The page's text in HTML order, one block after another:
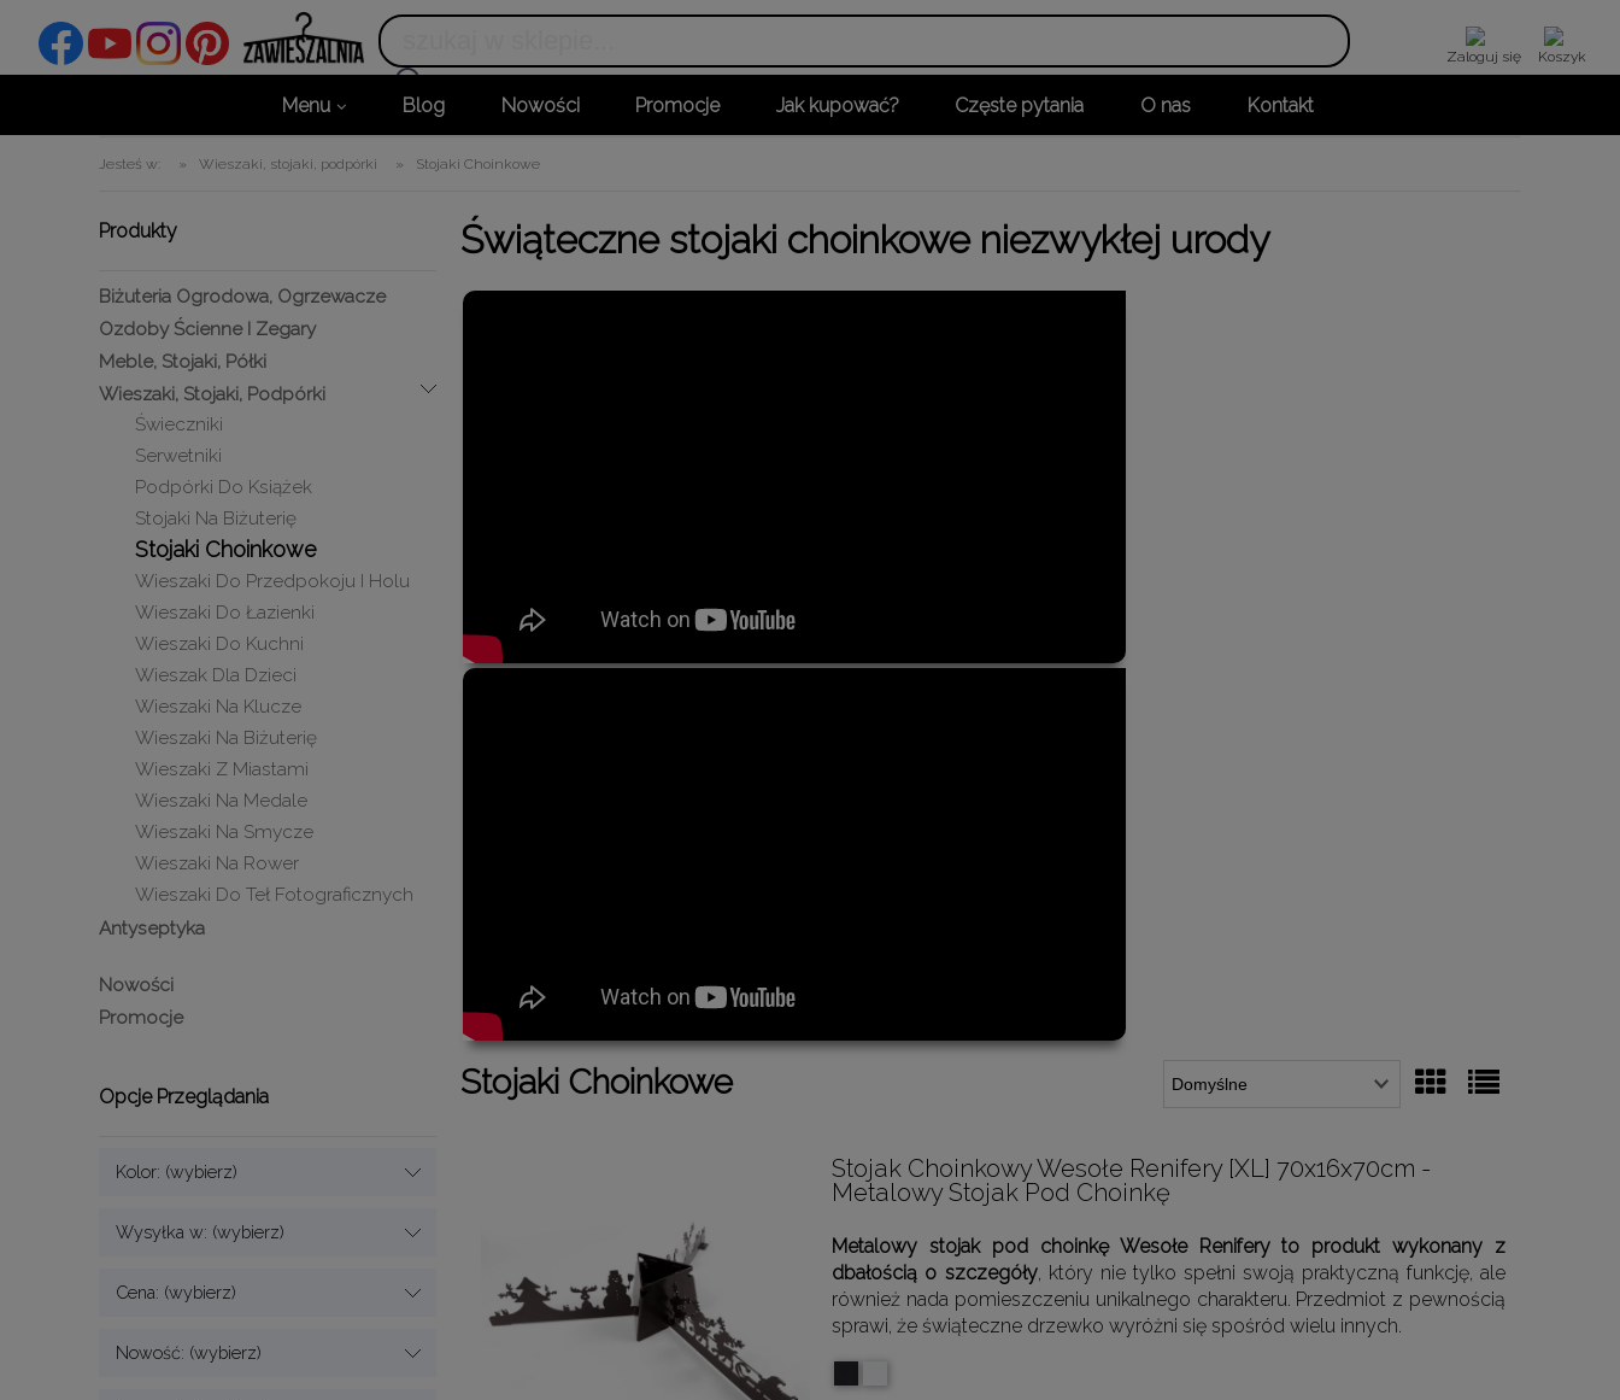
Zaloguj się Koszyk
Menu Blog Nowości Promocje Jak kupować? Częste pytania O nas Kontakt
Jesteś w: » Wieszaki, stojaki, podpórki » Stojaki Choinkowe
Produkty
Biżuteria Ogrodowa, Ogrzewacze
Ozdoby Ścienne I Zegary
Meble, Stojaki, Półki
Wieszaki, Stojaki, Podpórki
Świeczniki
Serwetniki
Podpórki Do Książek
Stojaki Na Biżuterię
Stojaki Choinkowe
Wieszaki Do Przedpokoju I Holu
Wieszaki Do Łazienki
Wieszaki Do Kuchni
Wieszak Dla Dzieci
Wieszaki Na Klucze
Wieszaki Na Biżuterię
Wieszaki Z Miastami
Wieszaki Na Medale
Wieszaki Na Smycze
Wieszaki Na Rower
Wieszaki Do Teł Fotograficznych
Antyseptyka
Nowości
Promocje
Opcje Przeglądania
Kolor: (wybierz)
Wysyłka w: (wybierz)
Cena: (wybierz)
Nowość: (wybierz)
Świąteczne stojaki choinkowe niezwykłej urody
Stojaki Choinkowe
Stojak Choinkowy Wesołe Renifery [XL] 70x16x70cm -
Metalowy Stojak Pod Choinkę
Metalowy stojak pod choinkę Wesołe Renifery to produkt wykonany z
dbałością o szczegóły, który nie tylko spełni swoją praktyczną funkcję, ale
również nada pomieszczeniu unikalnego charakteru. Przedmiot z pewnością
sprawi, że świąteczne drzewko wyróżni się spośród wielu innych.